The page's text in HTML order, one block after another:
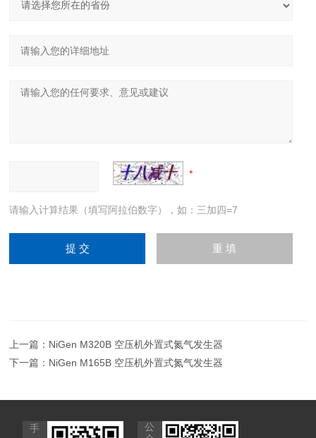
请输入计算结果（填写阿拉伯数字），如：三加四=7
上一篇： NiGen M320B 空压机外置式氮气发生器
下一篇： NiGen M165B 空压机外置式氮气发生器
手
公